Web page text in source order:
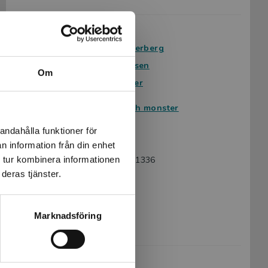
Om
funktioner för
information från din enhet
kombinera informationen
tjänster.
Marknadsföring
Avsedd för:
Från 9 år
Elias Westerberg
Mytiska väsen
Faktaböcker
Spöken och monster
Språk:
Svenska
Lättlästnivå:
Nivå 2
ISBN:
9789180781336
Utgivningsår:
Artikelnummer:
48590-01
Upplaga:
Första
Köp- och leveransvillkor